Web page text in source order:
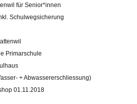
für Senior*innen
Schulwegsicherung
Primarschule
+ Abwassererschliessung)
01.11.2018